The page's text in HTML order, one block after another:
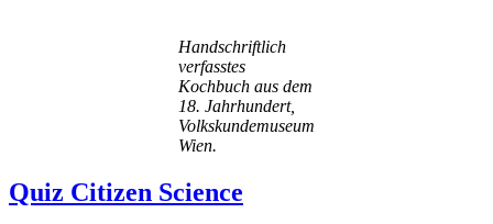
Handschriftlich
verfasstes
Kochbuch aus dem
18. Jahrhundert,
Volkskundemuseum
Wien.
Quiz Citizen Science